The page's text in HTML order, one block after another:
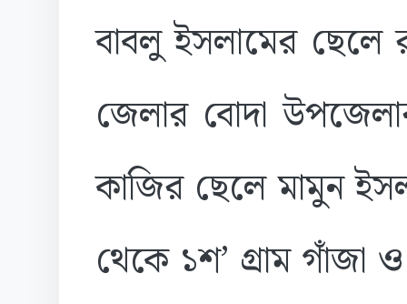
বাবলু ইসলামের
জেলার বোদা
কাজির ছেলে মামুন
থেকে ১শ’ গ্রাম গাঁজা